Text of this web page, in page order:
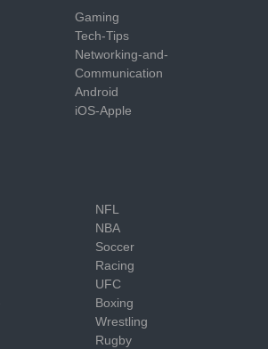
Gaming
Tech-Tips
Networking-and-
Communication
Android
iOS-Apple
NFL
NBA
Soccer
Racing
UFC
Boxing
Wrestling
Rugby